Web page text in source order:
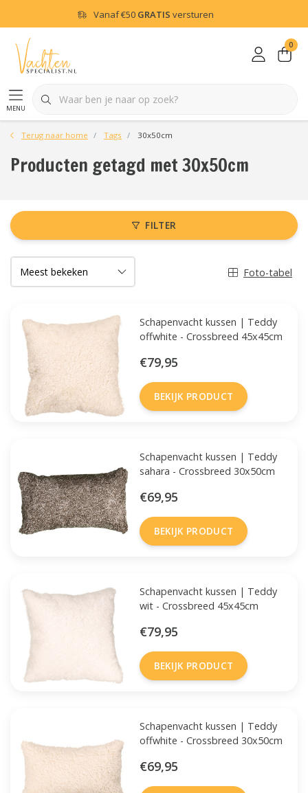
Vanaf€50 GRATIS versturen
menu
0
Terug naar home Tags 30x50cm
Producten getagd met 30x50cm
FILTER
Foto-tabel
Schapenvacht kussen | Teddy
offwhite - Crossbreed 45x45cm
€79,95
BEKIJK PRODUCT
Schapenvacht kussen | Teddy
sahara - Crossbreed 30x50cm
€69,95
BEKIJK PRODUCT
Schapenvacht kussen | Teddy
wit - Crossbreed 45x45cm
€79,95
BEKIJK PRODUCT
Schapenvacht kussen | Teddy
offwhite - Crossbreed 30x50cm
€69,95